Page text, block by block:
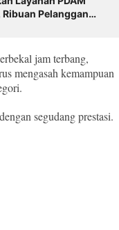
Ribuan Pelanggan
jam terbang,
mengasah kemampuan
segudang prestasi.